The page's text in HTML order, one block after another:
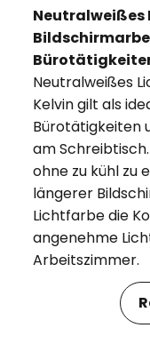
Neutralweißes
Neutralweißes
Kelvin gilt als
Bürotätigkeiten
am
ohne zu kühl zu
längerer
Lichtfarbe die
angenehme
Arbeitszimmer.